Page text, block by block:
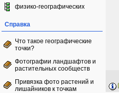
физико-географических
Справка
Что такое географические
точки?
Фотографии ландшафтов и
растительных сообществ
Привязка фото растений и
лишайников к точкам